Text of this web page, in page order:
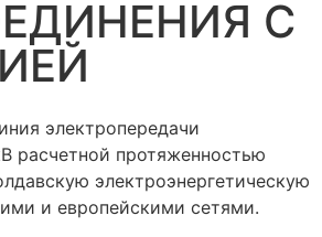
С
электропередачи
расчетной протяженностью
электроэнергетическую
и европейскими сетями.